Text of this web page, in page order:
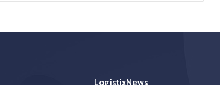
LogistixNews